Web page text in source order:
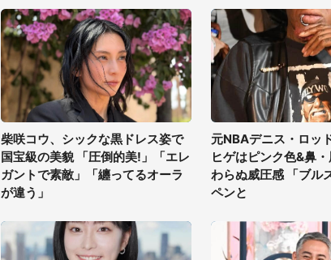
柴咲コウ、シックな黒ドレス姿で
国宝級の美貌 「圧倒的美!」「エレ
ガントで素敵」「纏ってるオーラ
が違う」
元NBAデニス・ロッ
ヒゲはピンク色&鼻
わらぬ威圧感 「ブル
ペンと